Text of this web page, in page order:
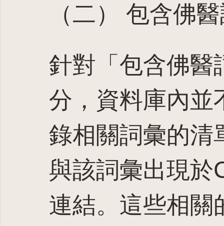
（二） 包含佛
針對「包含佛醫
分，資料庫內並
錄相關詞彙的清
與該詞彙出現於
連結。這些相關